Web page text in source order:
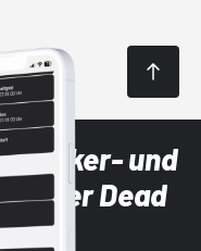
und
der Dead